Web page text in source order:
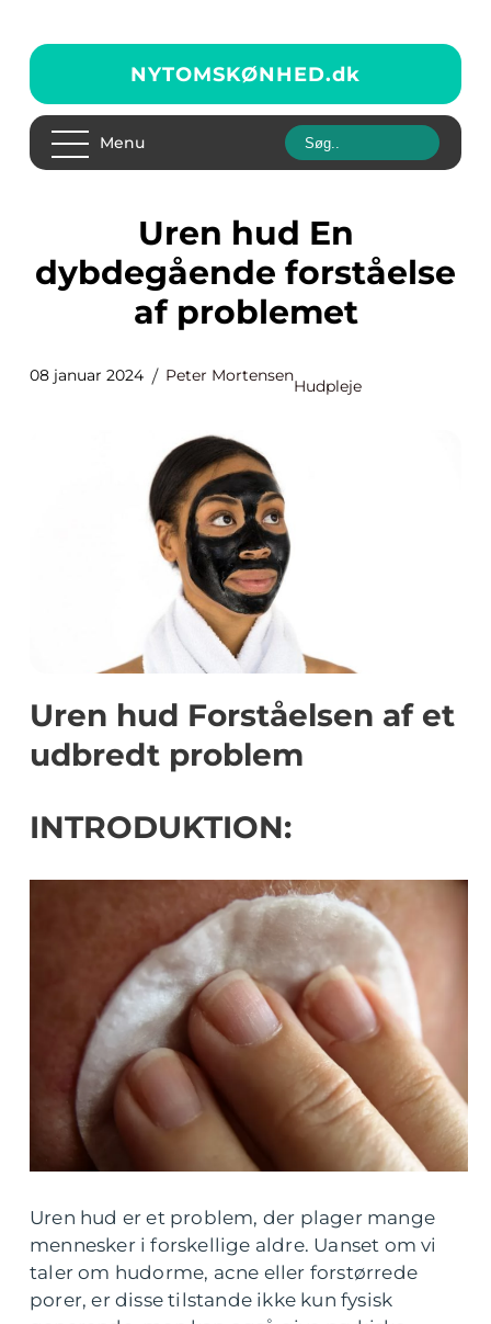
NYTOMSKØNHED.dk
Menu
Uren hud En
dybdegående forståelse
af problemet
08 januar 2024 Peter Mortensen
Hudpleje
Uren hud Forståelsen af et
udbredt problem
INTRODUKTION:
Uren hud er et problem, der plager mange
mennesker i forskellige aldre. Uanset om vi
taler om hudorme, acne eller forstørrede
porer, er disse tilstande ikke kun fysisk